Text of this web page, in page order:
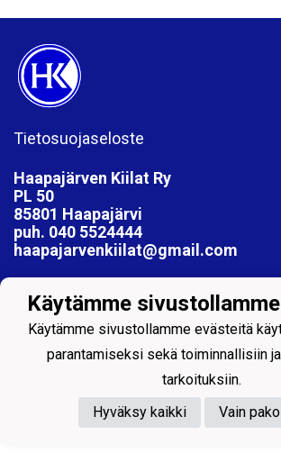
Tietosuojaseloste
Haapajärven Kiilat Ry
PL 50
85801 Haapajärvi
puh. 040 5524444
haapajarvenkiilat@gmail.com
Powered by
Käytämme
Käytämme sivustollamme evästeitä
parantamiseksi sekä toiminnallisiin
tarkoituksiin.
Hyväksy kaikki
Vain